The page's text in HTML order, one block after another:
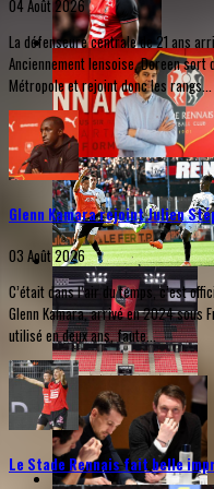
04 Août 2026
La défenseure centrale de 21 ans
Anciennement lensoise, Doreen sort
Métropole et rejoint donc les rangs...
Glenn Kamara rejoint Julien
03 Août 2026
C’était dans l’air du temps, c’est
Glenn Kamara, arrivé en 2024 sous
utilisé en deux ans, faute...
Le Stade Rennais fait belle